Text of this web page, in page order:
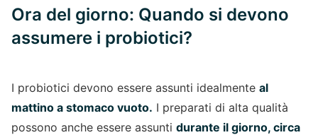
Ora del giorno: Quando si devono
assumere i probiotici?
I probiotici devono essere assunti idealmente al
mattino a stomaco vuoto. I preparati di alta qualità
possono anche essere assunti durante il giorno, circa